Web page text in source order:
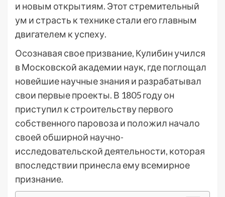
и новым открытиям. Этот стремительный
ум и страсть к технике стали его главным
двигателем к успеху.
Осознавая свое призвание, Кулибин учился
в Московской академии наук, где поглощал
новейшие научные знания и разрабатывал
свои первые проекты. В 1805 году он
приступил к строительству первого
собственного паровоза и положил начало
своей обширной научно-
исследовательской деятельности, которая
впоследствии принесла ему всемирное
признание.